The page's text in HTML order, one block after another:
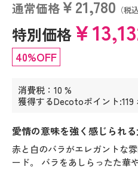
通常価格￥21,780 （税
特別価格￥
40%OFF
消費税：10 %
獲得するDecotoポイント:119
愛情の意味を強く感じられ
赤と白のバラがエレガントな
ード。 バラをあしらったた華
種という意味の縁起の良いお